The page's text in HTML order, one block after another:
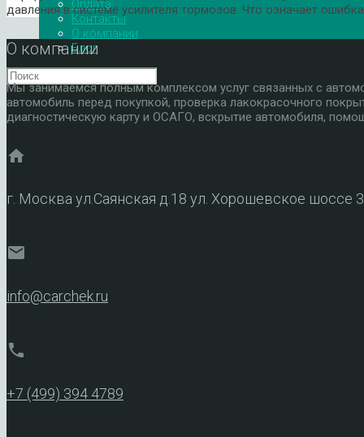
Оплата
Контакты
О компании
Блог
давления в системе усилителя тормозов. Что означает
О компании
Мы занимаемся полным комплексом услуг связанных с
автомобиль перед покупкой, проверка лакокрасочного
диагностическую карту и ОСАГО, вскрытие автомобиля,
home
г. Москва ул.Саянская д.18 ул. Хорошевское шоссе
mail
info@carchek.ru
phone
+7 (499) 394 4789